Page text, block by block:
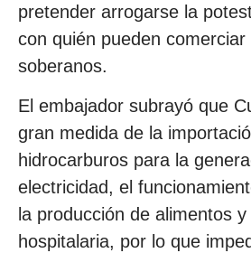
pretender arrogarse la
con quién pueden
soberanos.
El embajador subrayó que
gran medida de la
hidrocarburos para la
electricidad, el
la producción de alimentos
hospitalaria, por lo que